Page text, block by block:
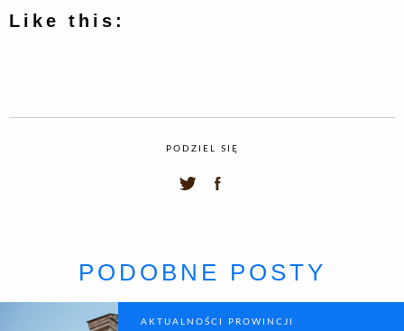
Like this:
PODZIEL SIĘ
PODOBNE POSTY
AKTUALNOŚCI PROWINCJI